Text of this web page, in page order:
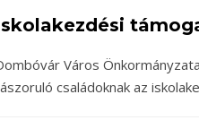
Város
családoknak az